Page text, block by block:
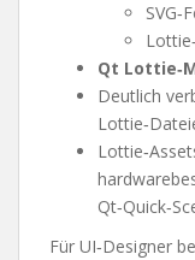
Qt
Deutlich
Für UI‑Designer